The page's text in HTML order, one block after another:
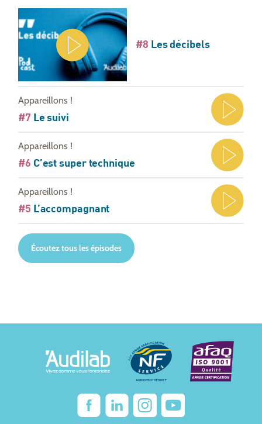
#8 Les décibels
Appareillons !
#7 Le suivi
Appareillons !
#6 C’est super technique
Appareillons !
#5 L’accompagnant
Écoutez tous les épisodes